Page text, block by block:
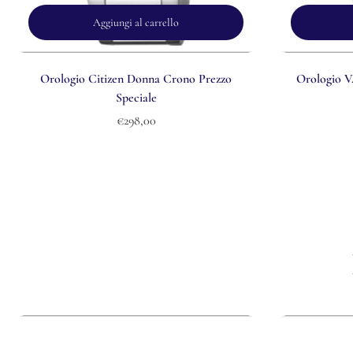
Aggiungi al carrello
Orologio Citizen Donna Crono Prezzo
Speciale
€298,00
Orologio